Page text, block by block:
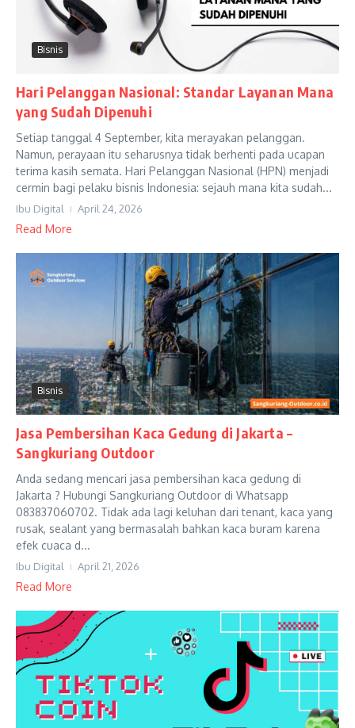
Bisnis
Hari Pelanggan Nasional: Standar Layanan Mana
yang Sudah Dipenuhi
Setiap tanggal 4 September, kita merayakan pelanggan.
Namun, perayaan itu seharusnya tidak berhenti pada ucapan
terima kasih semata. Hari Pelanggan Nasional (HPN) menjadi
cermin bagi pelaku bisnis Indonesia: sejauh mana kita sudah...
Ibu Digital April 24, 2026
Read More
Bisnis
Jasa Pembersihan Kaca Gedung di Jakarta –
Sangkuriang Outdoor
Anda sedang mencari jasa pembersihan kaca gedung di
Jakarta ? Hubungi Sangkuriang Outdoor di Whatsapp
083837060702. Tidak ada lagi keluhan dari tenant, kaca yang
rusak, sealant yang bermasalah bahkan kaca buram karena
efek cuaca d...
Ibu Digital April 21, 2026
Read More